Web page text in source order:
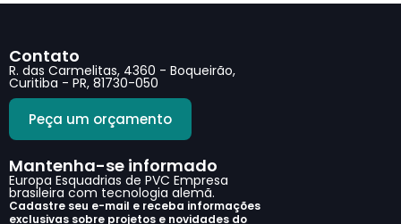
Contato
R. das Carmelitas, 4360 - Boqueirão,
Curitiba - PR, 81730-050
Peça um orçamento
Mantenha-se informado
Europa Esquadrias de PVC Empresa
brasileira com tecnologia alemã.
Cadastre seu e-mail e receba informações
exclusivas sobre projetos e novidades do